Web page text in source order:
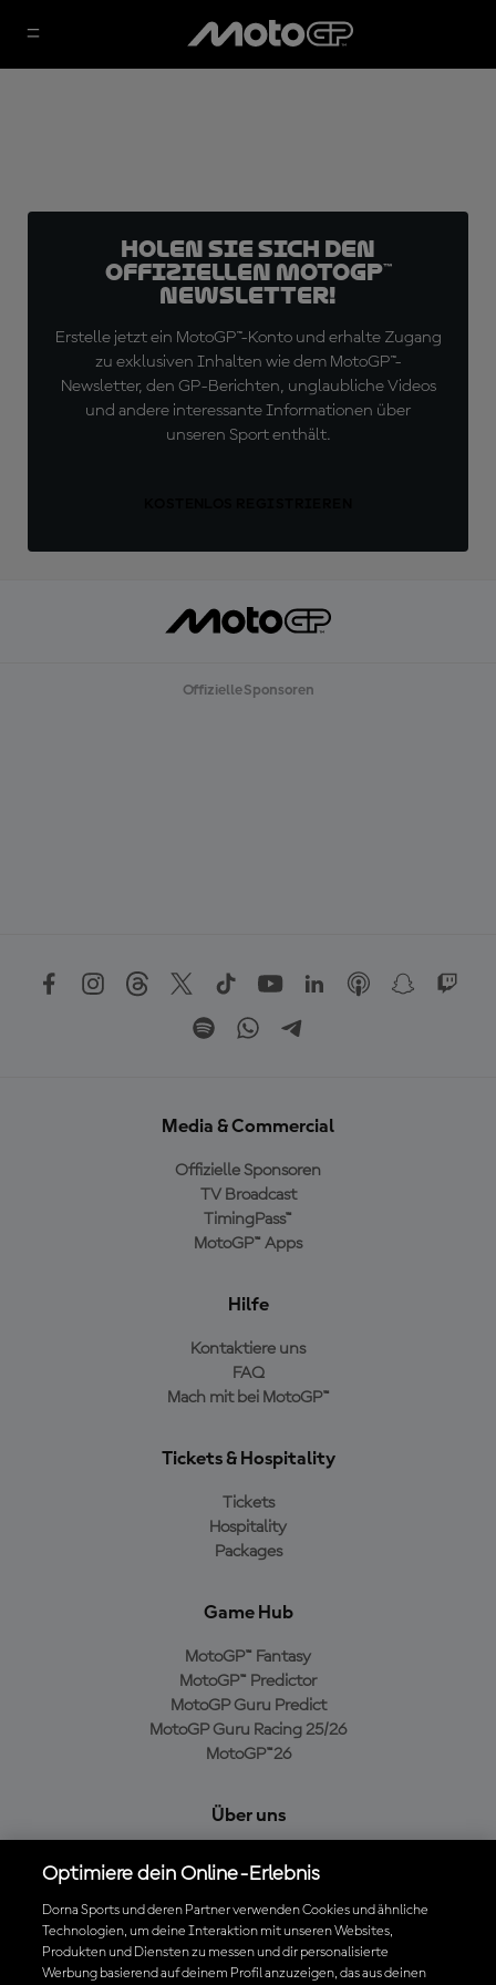
Holen Sie sich den
offiziellen MotoGP™
Newsletter!
Erstelle jetzt ein MotoGP™-Konto und erhalte Zugang
zu exklusiven Inhalten wie dem MotoGP™-
Newsletter, den GP-Berichten, unglaubliche Videos
und andere interessante Informationen über
unseren Sport enthält.
Offizielle Sponsoren
Media & Commercial
Offizielle Sponsoren
TV Broadcast
TimingPass™
MotoGP™ Apps
Hilfe
Kontaktiere uns
FAQ
Mach mit bei MotoGP™
Tickets & Hospitality
Tickets
Hospitality
Packages
Game Hub
MotoGP™ Fantasy
MotoGP™ Predictor
MotoGP Guru Predict
MotoGP Guru Racing 25/26
MotoGP™26
Über uns
Cookie-Richtlinien
Geschäftsbedingungen
Datenschutzrichtlinien
Kaufrichtlinie
Optimiere dein Online-Erlebnis
Dorna Sports und deren Partner verwenden Cookies und ähnliche
Technologien, um deine Interaktion mit unseren Websites,
Produkten und Diensten zu messen und dir personalisierte
Werbung basierend auf deinem Profil anzuzeigen, das aus deinen